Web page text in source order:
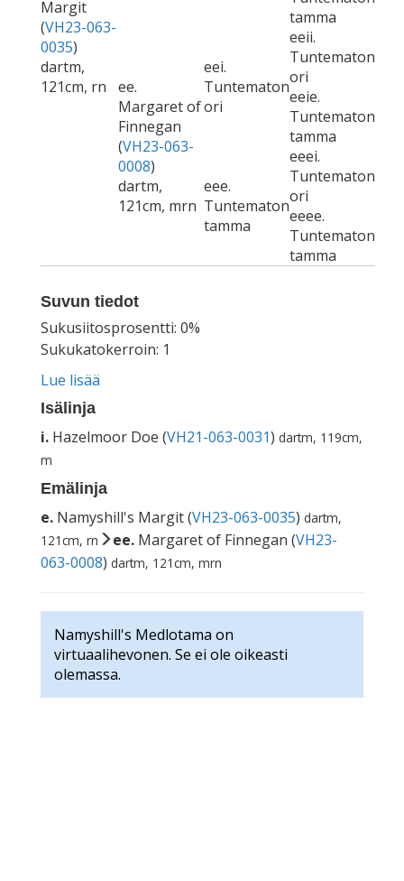
Margit
(VH23-063-
0035)
dartm,
121cm, rn
tamma
ee.
Margaret of
Finnegan
(VH23-063-
0008)
dartm,
121cm, mrn
eei.
Tuntematon
ori
eeii.
Tuntematon
ori
eeie.
Tuntematon
tamma
eee.
Tuntematon
tamma
eeei.
Tuntematon
ori
eeee.
Tuntematon
tamma
Suvun tiedot
Sukusiitosprosentti: 0%
Sukukatokerroin: 1
Lue lisää
Isälinja
i. Hazelmoor Doe (VH21-063-0031) dartm, 119cm,
m
Emälinja
e. Namyshill's Margit (VH23-063-0035) dartm,
121cm, rn
ee. Margaret of Finnegan (VH23-
063-0008) dartm, 121cm, mrn
Namyshill's Medlotama on
virtuaalihevonen. Se ei ole oikeasti
olemassa.